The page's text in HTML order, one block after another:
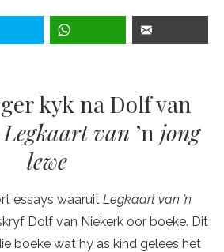
kyk na Dolf van
Legkaart van ’n jong
lewe
essays waaruit Legkaart van ’n
Dolf van Niekerk oor boeke. Dit
boeke wat hy as kind gelees het